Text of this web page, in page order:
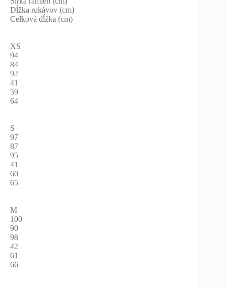
Dĺžka rukávov (cm)
Celková dĺžka (cm)
XS
94
84
92
41
59
64
S
97
87
95
41
60
65
M
100
90
98
42
61
66